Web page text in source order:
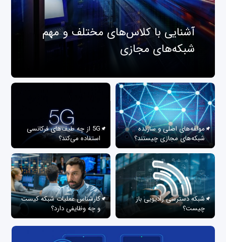
آشنایی با کلاس‌های مختلف و مهم
شبکه‌های مجازی
مولفه‌های اصلی و سازنده
شبکه‌های مجازی چیستند؟
5G از چه طیف‌های فرکانسی
استفاده می‌کند؟
شبکه دسترسی رادیویی باز
چیست؟
کارشناس عملیات شبکه کیست
و چه وظایفی دارد؟